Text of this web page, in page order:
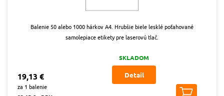
Balenie 50 alebo 1000 hárkov A4. Hrubšie biele lesklé poťahované
samolepiace etikety pre laserovú tlač.
19,13 €
za 1 balenie
SKLADOM
Detail